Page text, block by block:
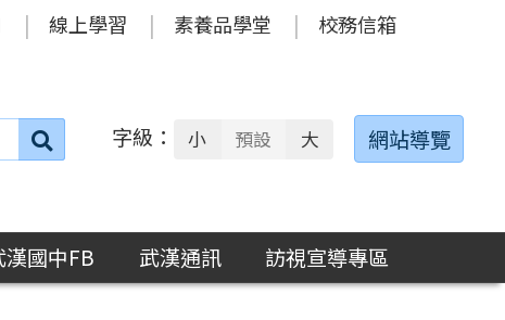
線上學習 素養品學堂 校務信箱
搜
字級： 小 預設 大 網站導覽
漢國中FB 武漢通訊
訪視宣導專區